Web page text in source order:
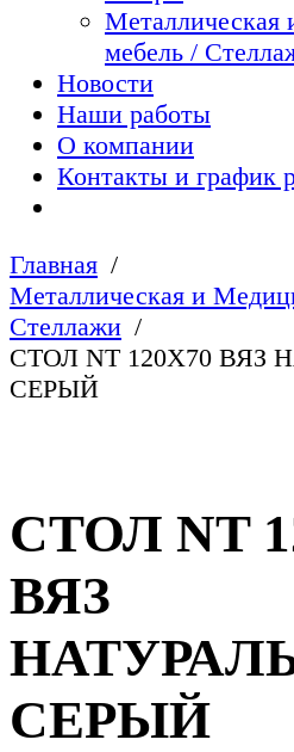
Металлическая
мебель /
Новости
Наши работы
О компании
Контакты и график
Главная
Металлическая и
Стеллажи
СТОЛ NT 120X70 ВЯЗ
СЕРЫЙ
СТОЛ NT
ВЯЗ
СЕРЫЙ